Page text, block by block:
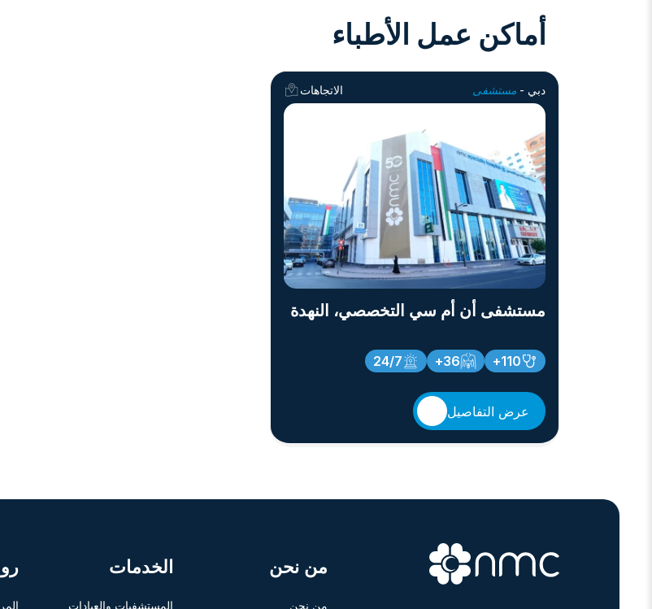
أماكن عمل الأطباء
دبي - مستشفى الاتجاهات
مستشفى أن أم سي التخصصي، النهدة
110+
36+
24/7
عرض التفاصيل
من نحن
من نحن
الخدمات
المستشفيات والعيادات